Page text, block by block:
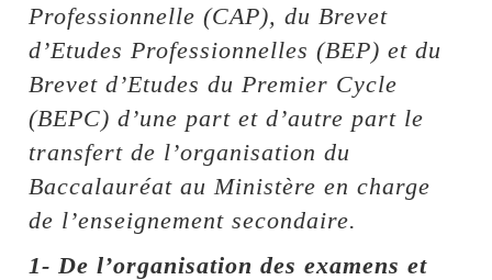
Professionnelle (CAP), du Brevet
d’Etudes Professionnelles (BEP) et du
Brevet d’Etudes du Premier Cycle
(BEPC) d’une part et d’autre part le
transfert de l’organisation du
Baccalauréat au Ministère en charge
de l’enseignement secondaire.
1- De l’organisation des examens et